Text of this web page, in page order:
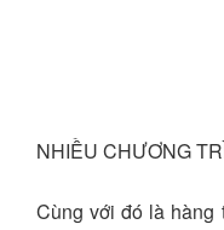
NHIỀU CHƯƠNG
Cùng với đó là hàng